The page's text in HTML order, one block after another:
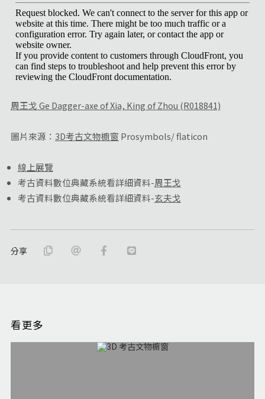
周王戈 Ge Dagger-axe of Xia, King of Zhou (R018841)
圖片來源： 3D考古文物櫥窗 Prosymbols/ flaticon
線上展覽
考古資料數位典藏系統看詳細資料-周王戈
考古資料數位典藏系統看詳細資料-玄夫戈
分享
看更多